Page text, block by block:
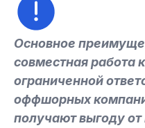
Основное
совместная работа
ограниченной
оффшорных
получают выгоду от